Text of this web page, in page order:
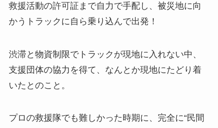
救援活動の許可証まで自力で手配し、被災地に向
かうトラックに自ら乗り込んで出発！
渋滞と物資制限でトラックが現地に入れない中、
支援団体の協力を得て、なんとか現地にたどり着
いたとのこと。
プロの救援隊でも難しかった時期に、完全に“民間